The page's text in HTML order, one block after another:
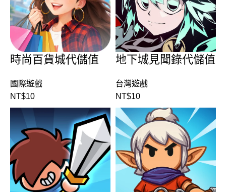
時尚百貨城代儲值
國際遊戲
NT$10
地下城見聞錄代儲值
台灣遊戲
NT$10